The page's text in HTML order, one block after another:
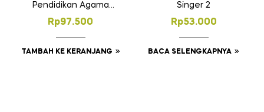
Pendidikan Agama
Islam dan Budi
Pekerti SD Kelas 4
Rp97.500
TAMBAH KE KERANJANG
Singer 2
Rp53.000
BACA SELENGKAPNYA